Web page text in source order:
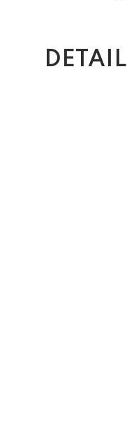
DETAIL